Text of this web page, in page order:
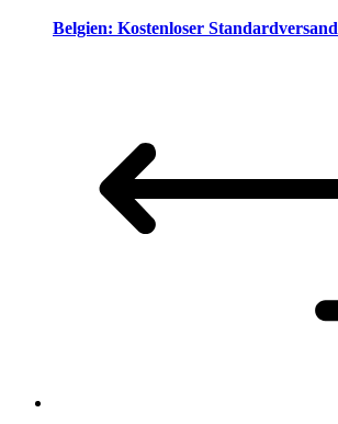
Belgien: Kostenloser Standardversand